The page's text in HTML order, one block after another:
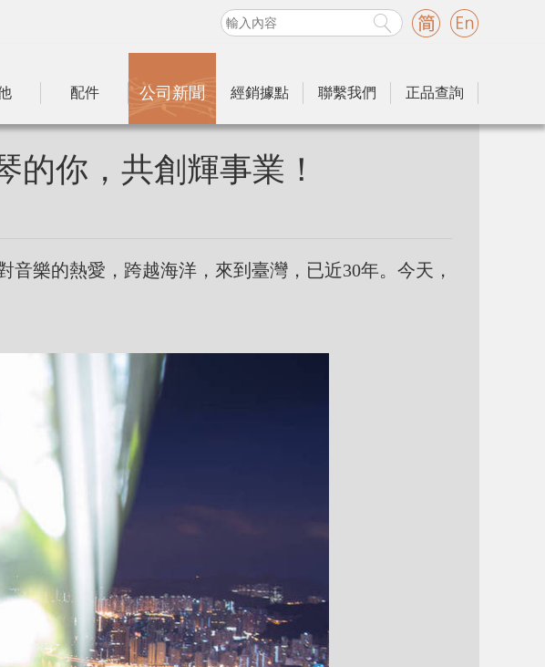
配件 公司新聞 經銷據點 聯繫我們 正品查詢
的你，共創輝事業！
樂的熱愛，跨越海洋，來到臺灣，已近30年。今天，